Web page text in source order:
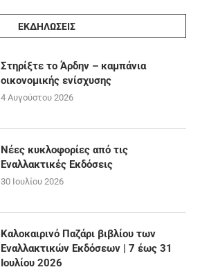
ΕΚΔΗΛΩΣΕΙΣ
Στηρίξτε το Άρδην – καμπάνια
οικονομικής ενίσχυσης
4 Αυγούστου 2026
Νέες κυκλοφορίες από τις
Εναλλακτικές Εκδόσεις
30 Ιουλίου 2026
Καλοκαιρινό Παζάρι βιβλίου των
Εναλλακτικών Εκδόσεων | 7 έως 31
Ιουλίου 2026